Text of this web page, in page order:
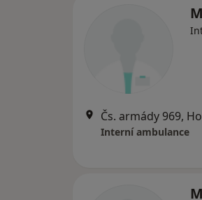
Čs. armády 969,
Interní ambulance